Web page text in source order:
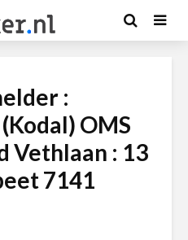
:
OMS
Vethlaan : 13
7141